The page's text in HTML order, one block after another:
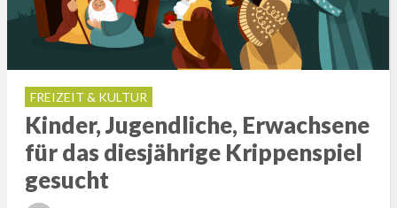
FREIZEIT & KULTUR
Kinder, Jugendliche, Erwachsene
für das diesjährige Krippenspiel
gesucht